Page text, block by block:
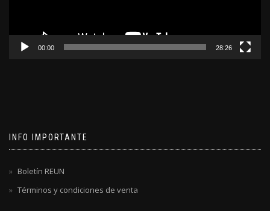
00:00 28:26
INFO IMPORTANTE
Boletín REUN
Términos y condiciones de venta